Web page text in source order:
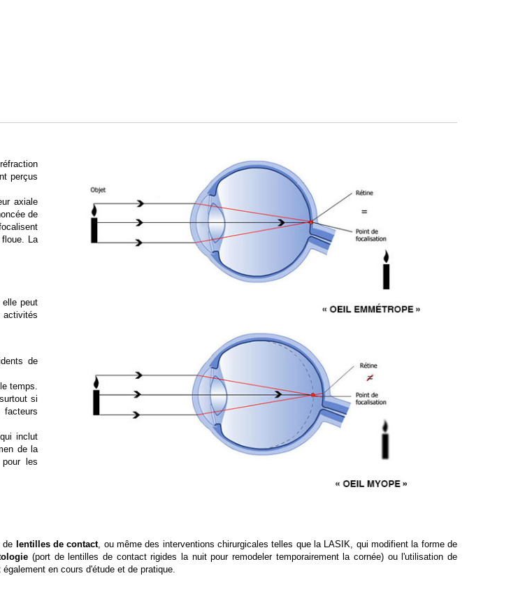
perçus
axiale
de
La
elle peut
activités
de
temps.
si
inclut
de la
les
de lentilles de contact, ou même des interventions chirurgicales telles que la LASIK, qui modifient la forme de
(port de lentilles de contact rigides la nuitpour remodeler temporairement la cornée) ou l'utilisation de
en cours d'étude et de pratique.